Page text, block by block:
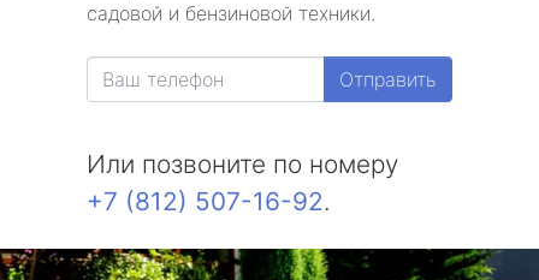
садовой и бензиновой техники.
Отправить
Или позвоните по номеру
+7 (812) 507-16-92.